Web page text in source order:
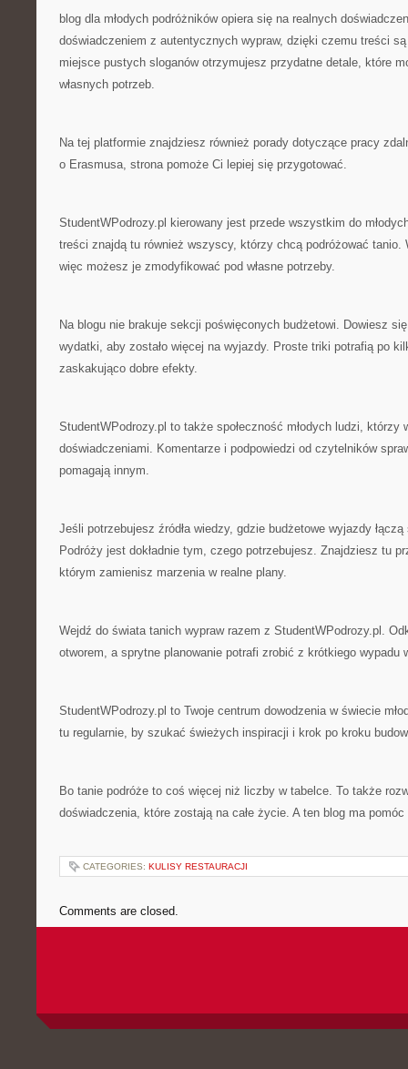
blog dla młodych podróżników opiera się na realnych
doświadczeniem z autentycznych wypraw, dzięki czemu treści
miejsce pustych sloganów otrzymujesz przydatne detale, które
własnych potrzeb.
Na tej platformie znajdziesz również porady dotyczące pracy
o Erasmusa, strona pomoże Ci lepiej się przygotować.
StudentWPodrozy.pl kierowany jest przede wszystkim do
treści znajdą tu również wszyscy, którzy chcą podróżować
więc możesz je zmodyfikować pod własne potrzeby.
Na blogu nie brakuje sekcji poświęconych budżetowi. Dowiesz
wydatki, aby zostało więcej na wyjazdy. Proste triki potrafią po
zaskakująco dobre efekty.
StudentWPodrozy.pl to także społeczność młodych ludzi, którzy
doświadczeniami. Komentarze i podpowiedzi od czytelników
pomagają innym.
Jeśli potrzebujesz źródła wiedzy, gdzie budżetowe wyjazdy
Podróży jest dokładnie tym, czego potrzebujesz. Znajdziesz tu
którym zamienisz marzenia w realne plany.
Wejdź do świata tanich wypraw razem z StudentWPodrozy.pl.
otworem, a sprytne planowanie potrafi zrobić z krótkiego wypadu
StudentWPodrozy.pl to Twoje centrum dowodzenia w świecie
tu regularnie, by szukać świeżych inspiracji i krok po kroku
Bo tanie podróże to coś więcej niż liczby w tabelce. To także
doświadczenia, które zostają na całe życie. A ten blog ma
CATEGORIES: KULISY RESTAURACJI
Comments are closed.